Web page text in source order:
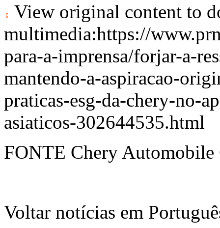
View original content to
multimedia:https://
para-a-imprensa/forjar-a-
mantendo-a-aspiracao-
praticas-esg-da-chery-no-
asiaticos-302644535.html
FONTE Chery
Voltar notícias em